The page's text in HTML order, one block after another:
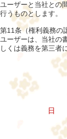
ユーザーと当社との
行うものとします。
第11条（権利義務の
ユーザーは、当社の
しくは義務を第三者
日